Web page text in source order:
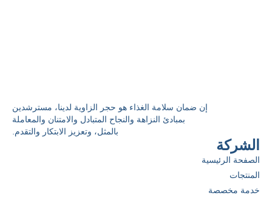
إن ضمان سلامة الغذاء هو حجر الزاوية لدينا، مسترشدين
بمبادئ النزاهة والنجاح المتبادل والامتنان والمعاملة
بالمثل، وتعزيز الابتكار والتقدم.
الشركة
الصفحة الرئيسية
المنتجات
خدمة مخصصة